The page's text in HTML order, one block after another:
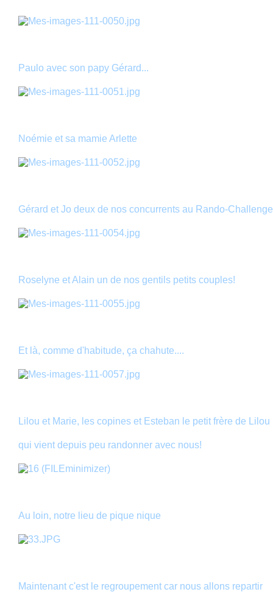
Paulo avec son papy Gérard...
Noémie et sa mamie Arlette
Gérard et Jo deux de nos concurrents au Rando-
Roselyne et Alain un de nos gentils petits couples!
Et là, comme d'habitude, ça chahute....
Lilou et Marie, les copines et Esteban le petit frère de Lilou
qui vient depuis peu randonner avec nous!
Au loin, notre lieu de pique nique
Maintenant c'est le regroupement car nous allons repartir